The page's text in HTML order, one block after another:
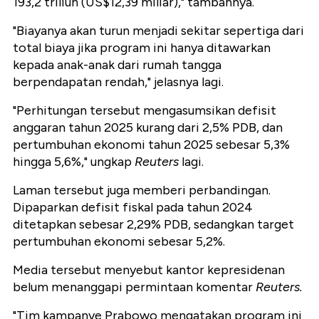
"Biayanya akan turun menjadi sekitar sepertiga dari
total biaya jika program ini hanya ditawarkan
kepada anak-anak dari rumah tangga
berpendapatan rendah," jelasnya lagi.
"Perhitungan tersebut mengasumsikan defisit
anggaran tahun 2025 kurang dari 2,5% PDB, dan
pertumbuhan ekonomi tahun 2025 sebesar 5,3%
hingga 5,6%," ungkap Reuters lagi.
Laman tersebut juga memberi perbandingan.
Dipaparkan defisit fiskal pada tahun 2024
ditetapkan sebesar 2,29% PDB, sedangkan target
pertumbuhan ekonomi sebesar 5,2%.
Media tersebut menyebut kantor kepresidenan
belum menanggapi permintaan komentar Reuters.
"Tim kampanye Prabowo mengatakan program ini